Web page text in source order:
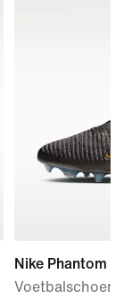
Nike Phantom 6